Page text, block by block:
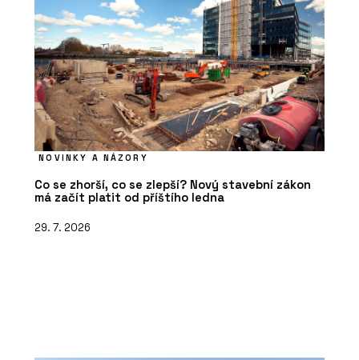
NOVINKY A NÁZORY
Co se zhorší, co se zlepší? Nový stavební zákon
má začít platit od příštího ledna
29. 7. 2026